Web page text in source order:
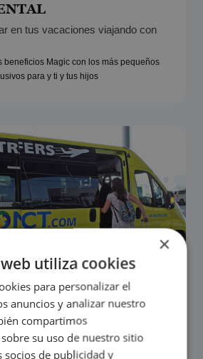
en tus vacaciones viajando con
beneficios Magic con los más pequeños
para y ti y tus hijos
NUESTRO TRANSFER
×
utiliza cookies
para personalizar el
anuncios y analizar nuestro
compartimos
su uso de nuestro sitio
socios de publicidad y